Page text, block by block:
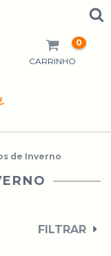
CARRINHO
0
de Inverno
FILTRAR